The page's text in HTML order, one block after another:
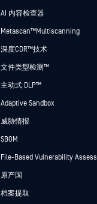
AI 内容检查器
Metascan™ Multiscanning
深度CDR™技术
文件类型检测™
主动式 DLP™
Adaptive Sandbox
威胁情报
SBOM
File-Based Vulnerability
原产国
档案提取